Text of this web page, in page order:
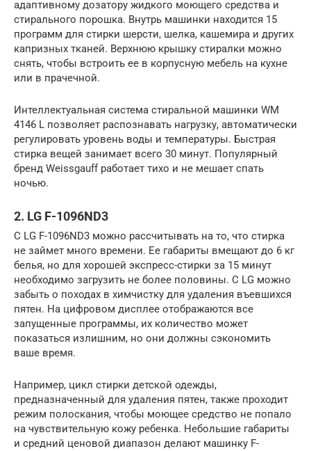
адаптивному дозатору жидкого моющего средства и
стирального порошка. Внутрь машинки находится 15
программ для стирки шерсти, шелка, кашемира и других
капризных тканей. Верхнюю крышку стиралки можно
снять, чтобы встроить ее в корпусную мебель на кухне
или в прачечной.
Интеллектуальная система стиральной машинки WM
4146 L позволяет распознавать нагрузку, автоматически
регулировать уровень воды и температуры. Быстрая
стирка вещей занимает всего 30 минут. Популярный
бренд Weissgauff работает тихо и не мешает спать
ночью.
2. LG F-1096ND3
С LG F-1096ND3 можно рассчитывать на то, что стирка
не займет много времени. Ее габариты вмещают до 6 кг
белья, но для хорошей экспресс-стирки за 15 минут
необходимо загрузить не более половины. С LG можно
забыть о походах в химчистку для удаления въевшихся
пятен. На цифровом дисплее отображаются все
запущенные программы, их количество может
показаться излишним, но они должны сэкономить
ваше время.
Например, цикл стирки детской одежды,
предназначенный для удаления пятен, также проходит
режим полоскания, чтобы моющее средство не попало
на чувствительную кожу ребенка. Небольшие габариты
и средний ценовой диапазон делают машинку F-